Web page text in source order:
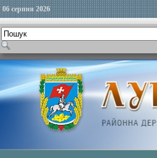
06 серпня 2026